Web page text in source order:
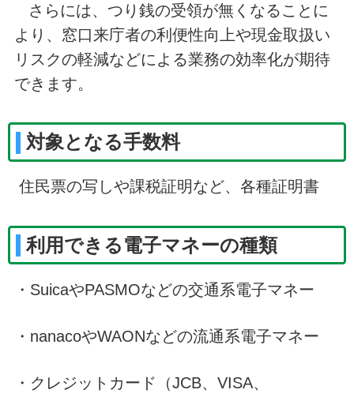
さらには、つり銭の受領が無くなることに
より、窓口来庁者の利便性向上や現金取扱い
リスクの軽減などによる業務の効率化が期待
できます。
対象となる手数料
住民票の写しや課税証明など、各種証明書
利用できる電子マネーの種類
・SuicaやPASMOなどの交通系電子マネー
・nanacoやWAONなどの流通系電子マネー
・クレジットカード（JCB、VISA、